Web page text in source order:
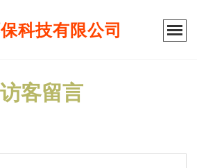
科技有限公司
访客留言